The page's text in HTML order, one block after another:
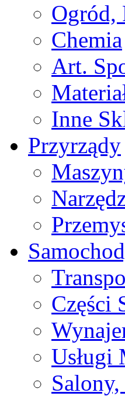
Ogród,
Chemia
Art.
Inne
Przyrządy
Części
Usługi